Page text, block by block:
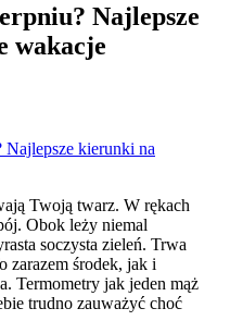
Najlepsze
wakacje
kierunki na
Twoją twarz. W rękach
Obok leży niemal
soczysta zieleń. Trwa
zarazem środek, jak i
Termometry jak jeden mąż
trudno zauważyć choć